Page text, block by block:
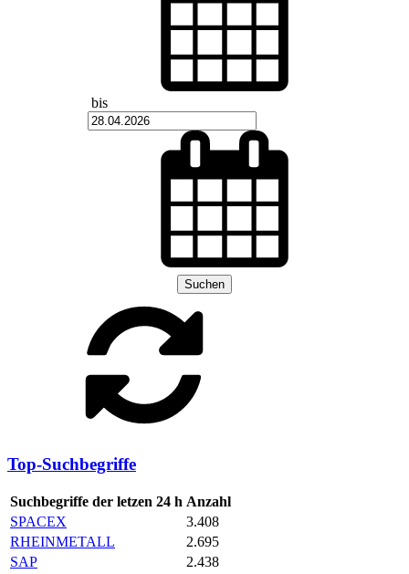
bis
Suchen
Top-Suchbegriffe
Suchbegriffe der letzen 24 h Anzahl
SPACEX
3.408
RHEINMETALL
2.695
SAP
2.438